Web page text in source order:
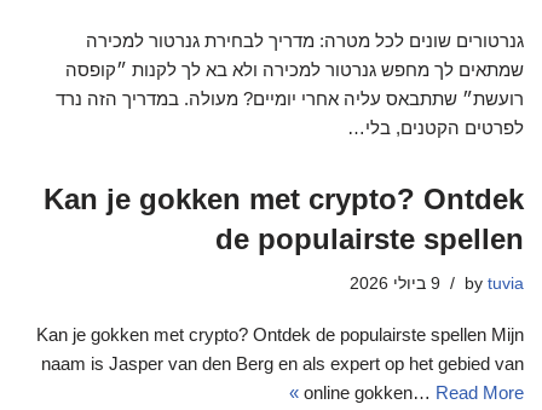
גנרטורים שונים לכל מטרה: מדריך לבחירת גנרטור למכירה
שמתאים לך מחפש גנרטור למכירה ולא בא לך לקנות ״קופסה
רועשת״ שתתבאס עליה אחרי יומיים? מעולה. במדריך הזה נרד
לפרטים הקטנים, בלי…
Kan je gokken met crypto? Ontdek
de populairste spellen
by tuvia 9 ביולי 2026
Kan je gokken met crypto? Ontdek de populairste spellen Mijn
naam is Jasper van den Berg en als expert op het gebied van
online gokken… Read More »